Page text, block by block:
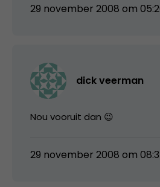
29 november 2008 om
dick veerman
Nou vooruit dan 😉
29 november 2008 om